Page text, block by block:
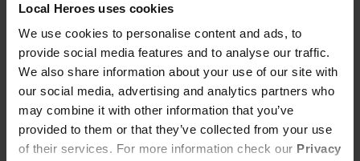
Local Heroes uses cookies
We use cookies to personalise content and ads, to
provide social media features and to analyse our traffic.
We also share information about your use of our site with
our social media, advertising and analytics partners who
may combine it with other information that you’ve
provided to them or that they’ve collected from your use
of their services. For more information check our Privacy
91,00 zł
229,00 zł -60%
114,00 zł
SPODNIE LH CLUB SPRANE SZARE
103,00 zł
259,00 zł -60%
Najniższa cena z 30 dni przed obniżką
129,00 zł